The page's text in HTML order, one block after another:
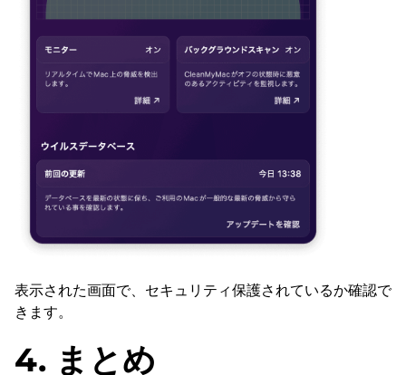
表示された画面で、セキュリティ保護されているか確認で
きます。
4. まとめ